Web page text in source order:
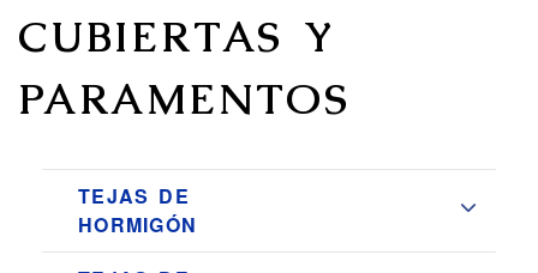
CUBIERTAS Y
PARAMENTOS
TEJAS DE
HORMIGÓN